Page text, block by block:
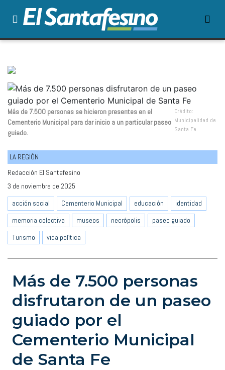
Más de 7.500 personas se hicieron presentes en el
Cementerio Municipal para dar inicio a un particular paseo
guiado.
Crédito:
Municipalidad de
Santa Fe
LA REGIÓN
Redacción El Santafesino
3 de noviembre de 2025
acción social
Cementerio Municipal educación
identidad
memoria colectiva
museos necrópolis
paseo guiado
Turismo
vida política
Más de 7.500 personas
disfrutaron de un paseo
guiado por el
Cementerio Municipal
de Santa Fe